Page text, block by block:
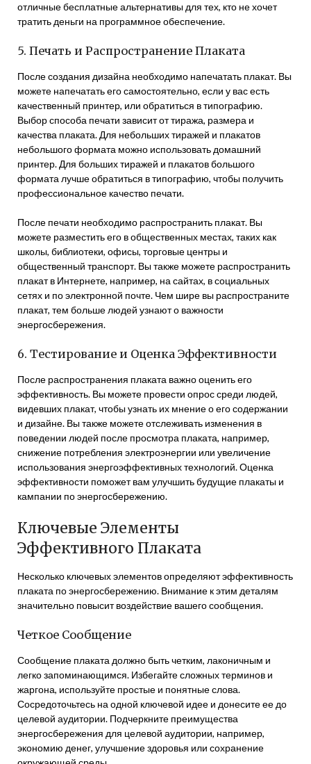
отличные бесплатные альтернативы для тех, кто не хочет
тратить деньги на программное обеспечение.
5. Печать и Распространение Плаката
После создания дизайна необходимо напечатать плакат. Вы
можете напечатать его самостоятельно, если у вас есть
качественный принтер, или обратиться в типографию.
Выбор способа печати зависит от тиража, размера и
качества плаката. Для небольших тиражей и плакатов
небольшого формата можно использовать домашний
принтер. Для больших тиражей и плакатов большого
формата лучше обратиться в типографию, чтобы получить
профессиональное качество печати.
После печати необходимо распространить плакат. Вы
можете разместить его в общественных местах, таких как
школы, библиотеки, офисы, торговые центры и
общественный транспорт. Вы также можете распространить
плакат в Интернете, например, на сайтах, в социальных
сетях и по электронной почте. Чем шире вы распространите
плакат, тем больше людей узнают о важности
энергосбережения.
6. Тестирование и Оценка Эффективности
После распространения плаката важно оценить его
эффективность. Вы можете провести опрос среди людей,
видевших плакат, чтобы узнать их мнение о его содержании
и дизайне. Вы также можете отслеживать изменения в
поведении людей после просмотра плаката, например,
снижение потребления электроэнергии или увеличение
использования энергоэффективных технологий. Оценка
эффективности поможет вам улучшить будущие плакаты и
кампании по энергосбережению.
Ключевые Элементы
Эффективного Плаката
Несколько ключевых элементов определяют эффективность
плаката по энергосбережению. Внимание к этим деталям
значительно повысит воздействие вашего сообщения.
Четкое Сообщение
Сообщение плаката должно быть четким, лаконичным и
легко запоминающимся. Избегайте сложных терминов и
жаргона, используйте простые и понятные слова.
Сосредоточьтесь на одной ключевой идее и донесите ее до
целевой аудитории. Подчеркните преимущества
энергосбережения для целевой аудитории, например,
экономию денег, улучшение здоровья или сохранение